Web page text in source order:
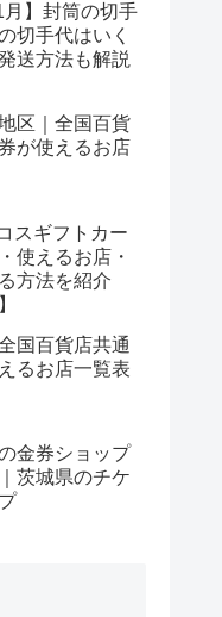
月】封筒の切手
切手代はいく
送方法も解説
区｜全国百貨
が使えるお店
スギフトカー
使えるお店・
方法を紹介
国百貨店共通
るお店一覧表
金券ショップ
茨城県のチケ